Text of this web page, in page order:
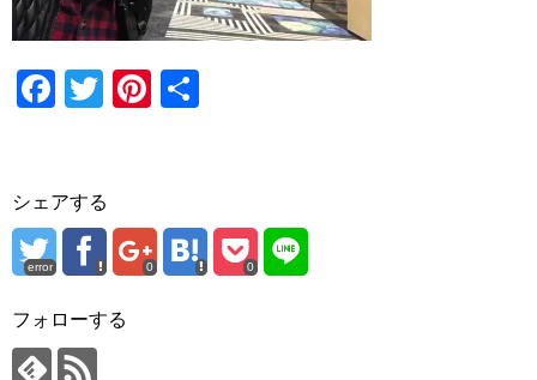
F
e
b
o
o
k
T
er
Pi
st
シェアする
error 0 0
フォローする